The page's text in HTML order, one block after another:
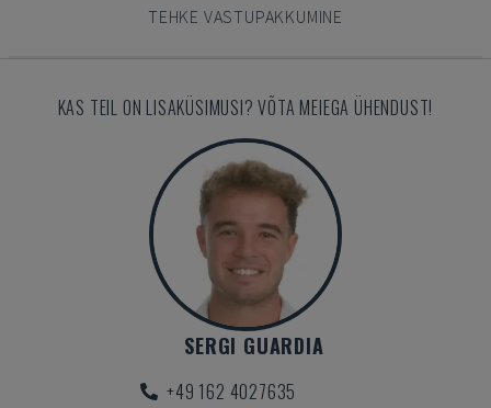
TEHKE VASTUPAKKUMINE
KAS TEIL ON LISAKÜSIMUSI? VÕTA MEIEGA ÜHENDUST!
SERGI GUARDIA
+49 162 4027635